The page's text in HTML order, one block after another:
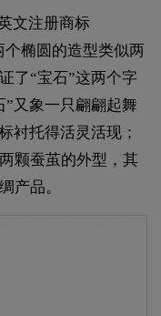
文注册商标
椭圆的造型类似两
了“宝石”这两个字
又象一只翩翩起舞
衬托得活灵活现；
颗蚕茧的外型，其
产品。